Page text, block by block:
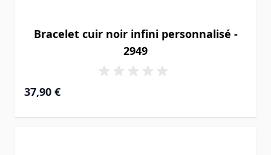
Bracelet cuir noir infini personnalisé -
2949
37,90 €